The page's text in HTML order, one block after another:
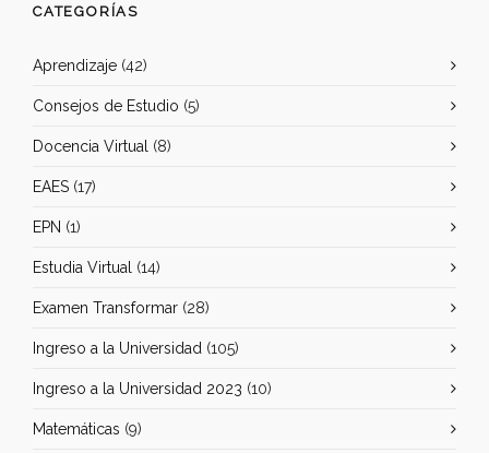
CATEGORÍAS
Aprendizaje (42)
Consejos de Estudio (5)
Docencia Virtual (8)
EAES (17)
EPN (1)
Estudia Virtual (14)
Examen Transformar (28)
Ingreso a la Universidad (105)
Ingreso a la Universidad 2023 (10)
Matemáticas (9)